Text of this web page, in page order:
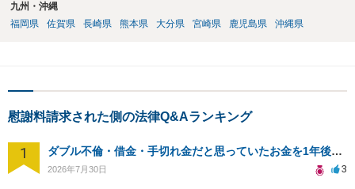
九州・沖縄
福岡県
佐賀県 長崎県 熊本県 大分県 宮崎県 鹿児島県 沖縄県
慰謝料請求された側の法律Q&Aランキング
1 ダブル不倫・借金・手切れ金だと思っていたお金を1年後いまさら脅迫罪として通知書が来てまとめて請求
2026年7月30日 3